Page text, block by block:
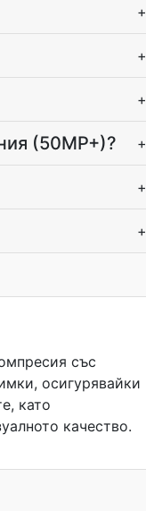
+
+
+
(50MP+)? +
+
+
със
осигурявайки
като
качество.